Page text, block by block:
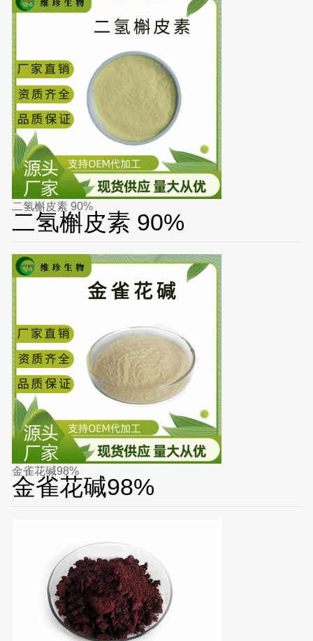
二氢槲皮素 90%
二氢槲皮素 90%
金雀花碱98%
金雀花碱98%